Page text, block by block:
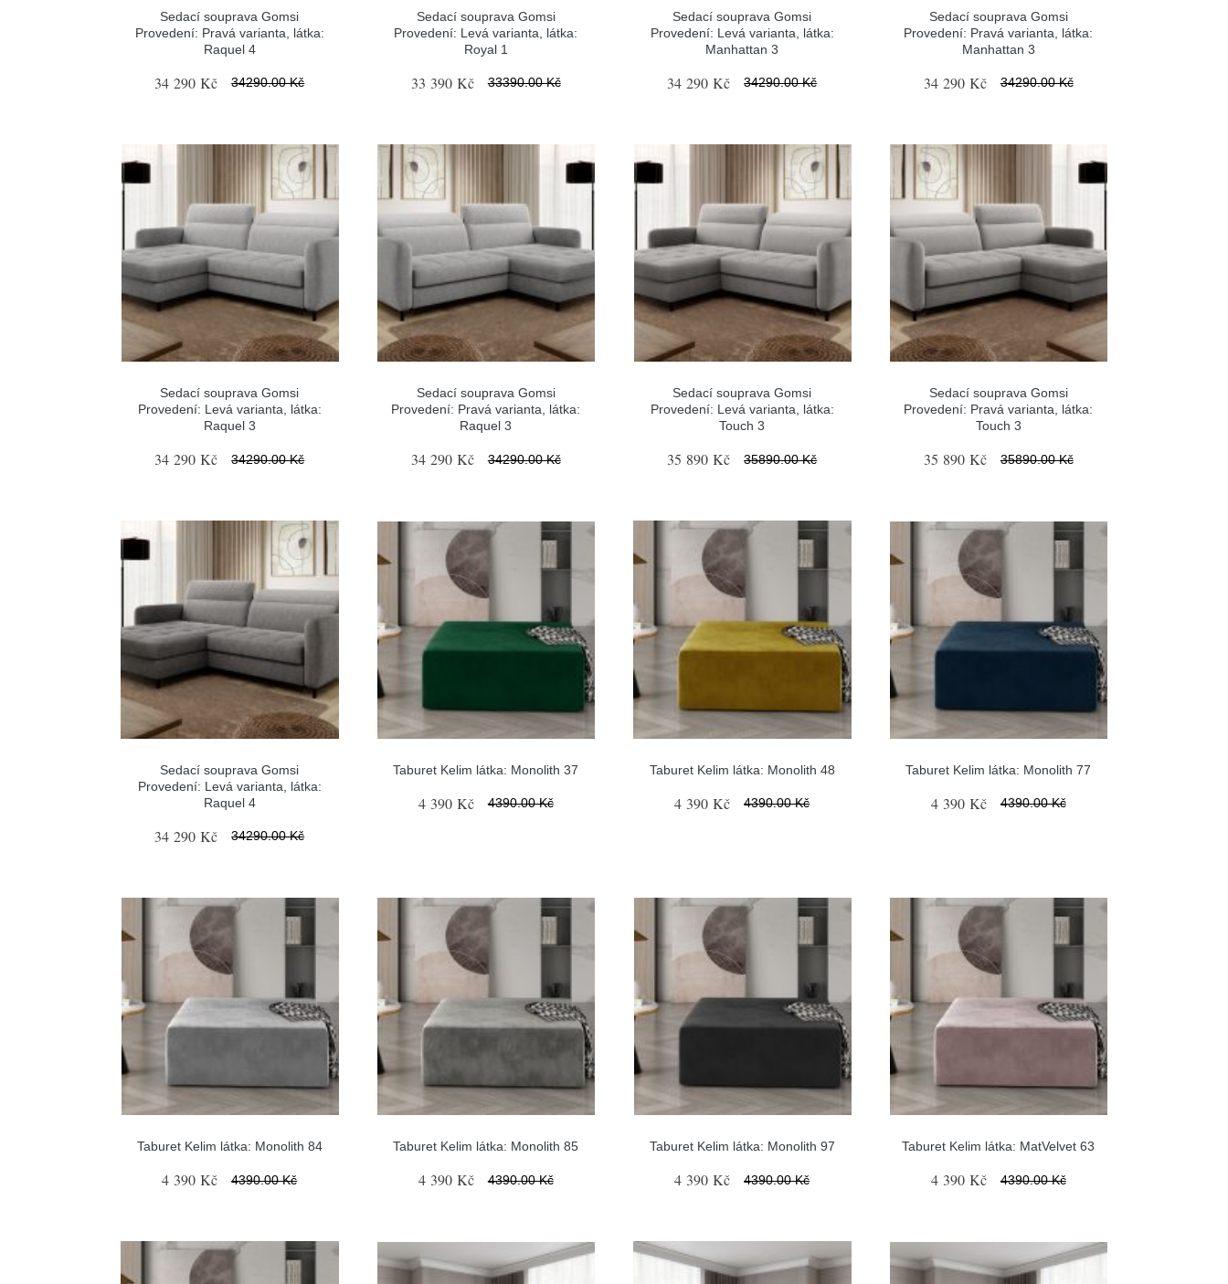
Sedací souprava Gomsi
Provedení: Pravá varianta, látka:
Raquel 4
34 290 Kč 34290.00 Kč
Sedací souprava Gomsi
Provedení: Levá varianta, látka:
Royal 1
33 390 Kč 33390.00 Kč
Sedací souprava Gomsi
Provedení: Levá varianta, látka:
Manhattan 3
34 290 Kč 34290.00 Kč
Sedací souprava Gomsi
Provedení: Pravá varianta, látka:
Manhattan 3
34 290 Kč 34290.00 Kč
Sedací souprava Gomsi
Provedení: Levá varianta, látka:
Raquel 3
34 290 Kč 34290.00 Kč
Sedací souprava Gomsi
Provedení: Pravá varianta, látka:
Raquel 3
34 290 Kč 34290.00 Kč
Sedací souprava Gomsi
Provedení: Levá varianta, látka:
Touch 3
35 890 Kč 35890.00 Kč
Sedací souprava Gomsi
Provedení: Pravá varianta, látka:
Touch 3
35 890 Kč 35890.00 Kč
Sedací souprava Gomsi
Provedení: Levá varianta, látka:
Raquel 4
34 290 Kč 34290.00 Kč
Taburet Kelim látka: Monolith 37
4 390 Kč 4390.00 Kč
Taburet Kelim látka: Monolith 48
4 390 Kč 4390.00 Kč
Taburet Kelim látka: Monolith 77
4 390 Kč 4390.00 Kč
Taburet Kelim látka: Monolith 84
4 390 Kč 4390.00 Kč
Taburet Kelim látka: Monolith 85
4 390 Kč 4390.00 Kč
Taburet Kelim látka: Monolith 97
4 390 Kč 4390.00 Kč
Taburet Kelim látka: MatVelvet 63
4 390 Kč 4390.00 Kč